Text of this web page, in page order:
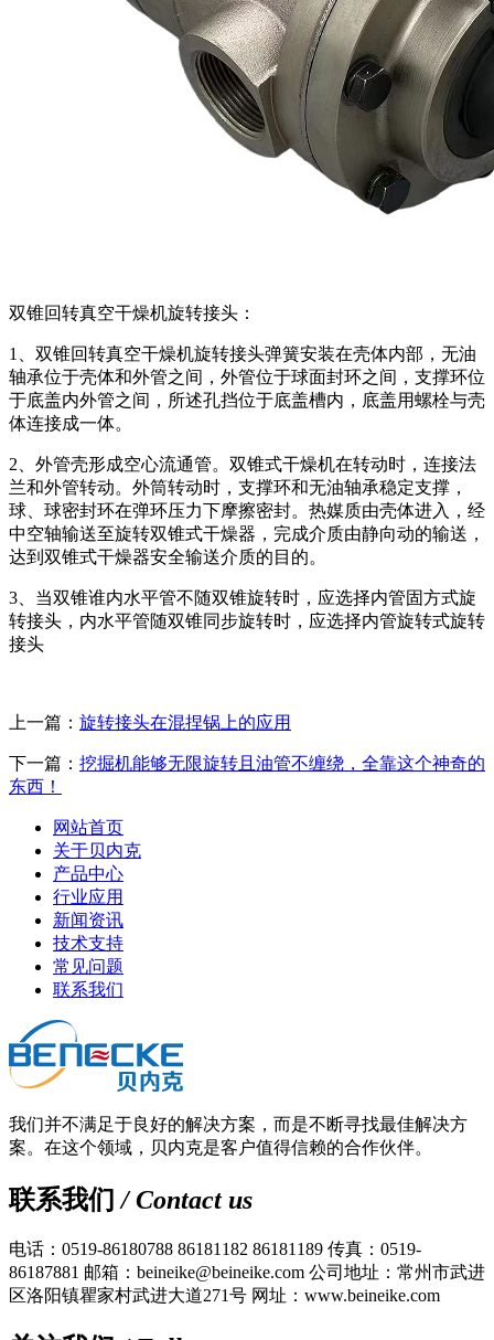
双锥回转真空干燥机旋转接头：
1、双锥回转真空干燥机旋转接头弹簧安装在壳体内部，无油
轴承位于壳体和外管之间，外管位于球面封环之间，支撑环位
于底盖内外管之间，所述孔挡位于底盖槽内，底盖用螺栓与壳
体连接成一体。
2、外管壳形成空心流通管。双锥式干燥机在转动时，连接法
兰和外管转动。外筒转动时，支撑环和无油轴承稳定支撑，
球、球密封环在弹环压力下摩擦密封。热媒质由壳体进入，经
中空轴输送至旋转双锥式干燥器，完成介质由静向动的输送，
达到双锥式干燥器安全输送介质的目的。
3、当双锥谁内水平管不随双锥旋转时，应选择内管固方式旋
转接头，内水平管随双锥同步旋转时，应选择内管旋转式旋转
接头
上一篇： 旋转接头在混捏锅上的应用
下一篇： 挖掘机能够无限旋转且油管不缠绕，全靠这个神奇的
东西！
网站首页
关于贝内克
产品中心
行业应用
新闻资讯
技术支持
常见问题
联系我们
我们并不满足于良好的解决方案，而是不断寻找最佳解决方
案。在这个领域，贝内克是客户值得信赖的合作伙伴。
联系我们 / Contact us
电话：0519-86180788 86181182 86181189 传真：0519-
86187881 邮箱：beineike@beineike.com 公司地址：常州市武进
区洛阳镇瞿家村武进大道271号 网址：www.beineike.com